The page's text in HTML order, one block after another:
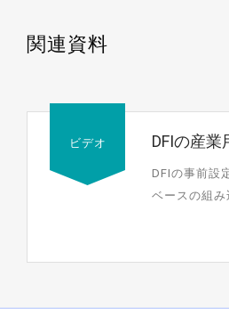
関連資料
ビデオ DFIの産業
DFIの事前設
ベースの組